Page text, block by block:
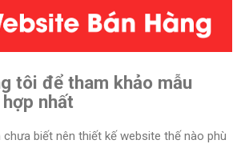
tôi để tham khảo mẫu
nhất
chưa biết nên thiết kế website thế nào phù